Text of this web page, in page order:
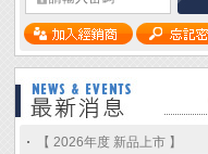
【 2026年度 新品上市 】